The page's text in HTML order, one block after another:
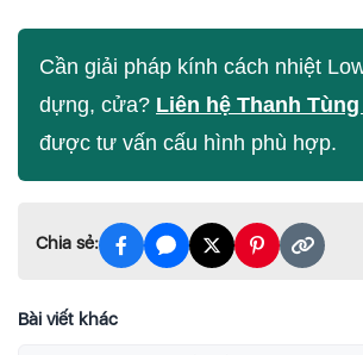
Cần giải pháp kính cách nhiệt
dựng, cửa? Liên hệ Thanh
được tư vấn cấu hình phù hợp.
Chia sẻ:
Bài viết khác